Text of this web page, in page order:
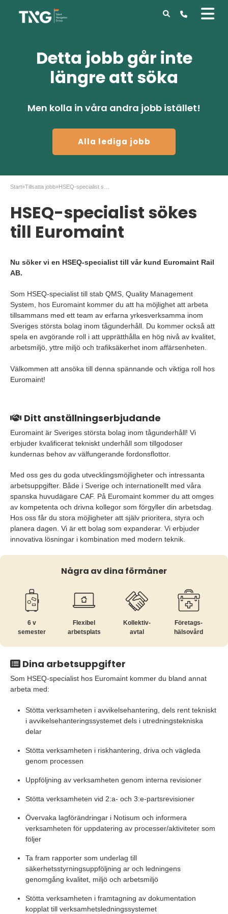
Detta jobb går inte
längre att söka
Men kolla in våra andra jobb istället!
Alla lediga jobb
Start»Tillsatta jobb»
HSEQ-specialist sökes
till Euromaint
Nu söker vi en HSEQ-specialist till vår kund Euromaint Rail
AB.
Som HSEQ-specialist till stab QMS, Quality Management
System, hos Euromaint kommer du att ha möjlighet att arbeta
tillsammans med ett team av erfarna yrkesverksamma inom
Sveriges största bolag inom tågunderhåll. Du kommer också att
spela en avgörande roll i att upprätthålla en hög nivå av kvalitet,
arbetsmiljö, yttre miljö och trafiksäkerhet inom affärsenheten.
Välkommen att ansöka till denna spännande och viktiga roll hos
Euromaint!
Ditt anställningserbjudande
Euromaint är Sveriges största bolag inom tågunderhåll! Vi
erbjuder kvalificerat tekniskt underhåll som tillgodoser
kundernas behov av välfungerande fordonsflottor.
Med oss ges du goda utvecklingsmöjligheter och intressanta
arbetsuppgifter. Både i Sverige och internationellt med våra
spanska huvudägare CAF. På Euromaint kommer du att omges
av kompetenta och drivna kollegor som förgyller din arbetsdag.
Hos oss får du stora möjligheter att själv prioritera, styra och
planera dagen. Vi är ett bolag som expanderar. Vi erbjuder
innovativa lösningar i kombination med modern teknik.
Några av dina förmåner
6 v
semester
Flexibel
arbetsplats
Kollektiv­
avtal
Företags­
hälsovård
Dina arbetsuppgifter
Som HSEQ-specialist hos Euromaint kommer du bland annat
arbeta med:
Stötta verksamheten i avvikelsehantering, dels rent tekniskt
i avvikelsehanteringssystemet dels i utredningstekniska
delar
Stötta verksamheten i riskhantering, driva och vägleda
genom processen
Uppföljning av verksamheten genom interna revisioner
Stötta verksamheten vid 2:a- och 3:e-partsrevisioner
Övervaka lagförändringar i Notisum och informera
verksamheten för uppdatering av processer/aktiviteter som
följer
Ta fram rapporter som underlag till
säkerhetsstyrningsuppföljning ar och ledningens
genomgång kvalitet, miljö och arbetsmiljö
Stötta verksamheten i framtagning av dokumentation
kopplat till verksamhetsledningssystemet